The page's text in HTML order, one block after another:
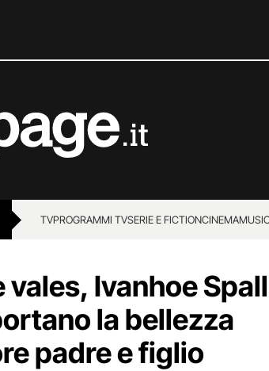
TVPROGRAMMI TVSERIE E FICTIONCINEMA
vales, Ivanhoe
la bellezza
padre e figlio